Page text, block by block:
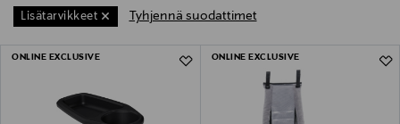
Lisätarvikkeet Tyhjennä suodattimet
28 Tuotetta
ONLINE EXCLUSIVE ONLINE EXCLUSIVE